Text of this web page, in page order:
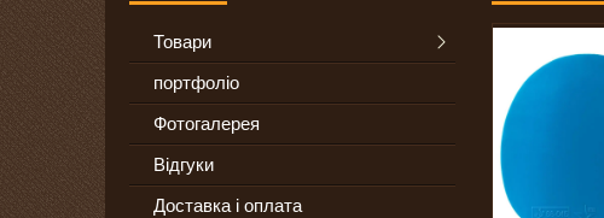
Товари
портфоліо
Фотогалерея
Відгуки
Доставка і оплата